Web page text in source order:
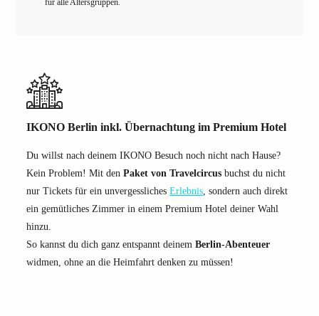
für alle Altersgruppen.
IKONO Berlin inkl. Übernachtung im Premium Hotel
Du willst nach deinem IKONO Besuch noch nicht nach Hause?
Kein Problem! Mit den Paket von Travelcircus buchst du nicht
nur Tickets für ein unvergessliches Erlebnis, sondern auch direkt
ein gemütliches Zimmer in einem Premium Hotel deiner Wahl
hinzu.
So kannst du dich ganz entspannt deinem Berlin-Abenteuer
widmen, ohne an die Heimfahrt denken zu müssen!